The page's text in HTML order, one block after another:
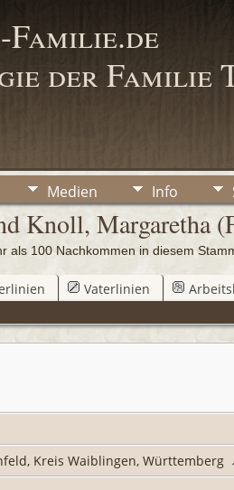
der Familie
Medien Info
Knoll, Margaretha
100 Nachkommen in diesem
Vaterlinien
Kreis Waiblingen, Württemberg